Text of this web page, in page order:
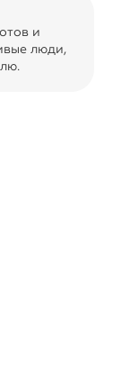
и
люди,